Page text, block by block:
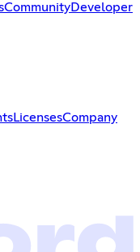
CommunityDeveloper
LicensesCompany